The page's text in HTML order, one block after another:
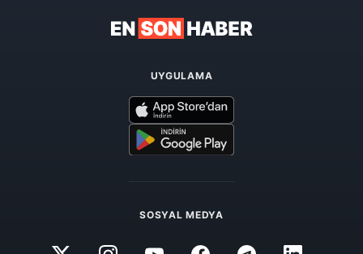
UYGULAMA
SOSYAL MEDYA